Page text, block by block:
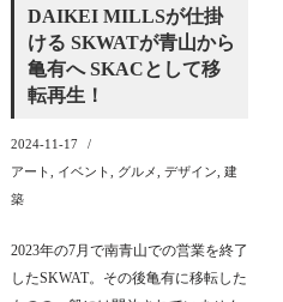
DAIKEI MILLSが仕掛
ける SKWATが青山から
亀有へ SKACとして移
転再生！
2024-11-17
アート
イベント グルメ デザイン 建
築
2023年の7月で南青山での営業を終了
したSKWAT。その後亀有に移転した